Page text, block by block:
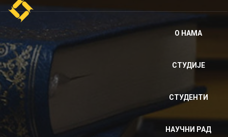
О НАМА
СТУДИЈЕ
СТУДЕНТИ
НАУЧНИ РАД